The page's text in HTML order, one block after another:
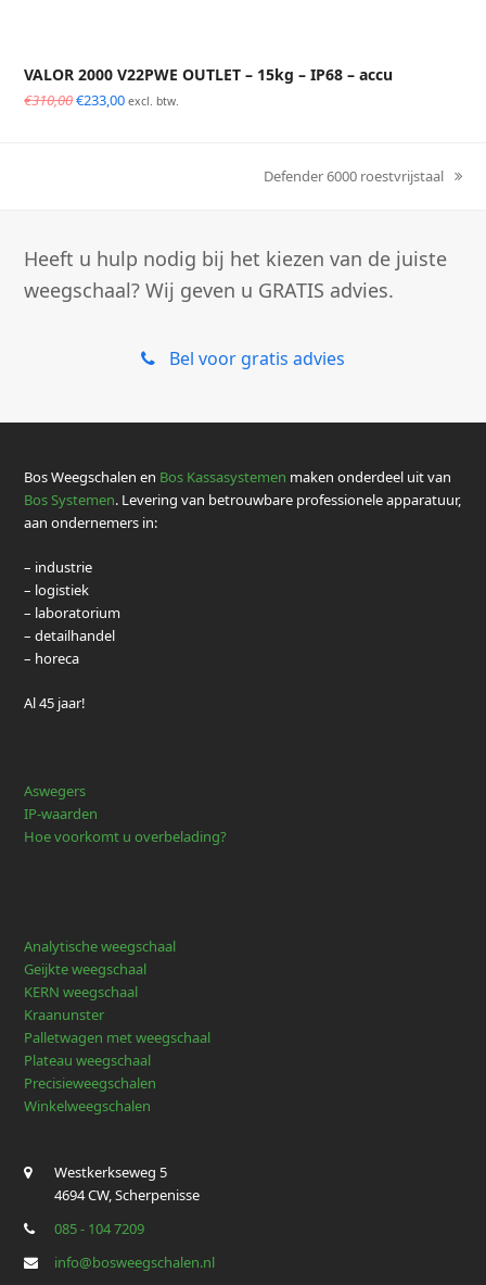
VALOR 2000 V22PWE OUTLET – 15kg – IP68 – accu
€310,00Oorspronkelijke
€233,00Huidige
excl. btw.
next
Defender 6000 roestvrijstaal
Heeft u hulp nodig bij het kiezen van de juiste
weegschaal? Wij geven u GRATIS advies.
Bel voor gratis advies
Bos Weegschalen en Bos Kassasystemen maken onderdeel uit van
Bos Systemen. Levering van betrouwbare professionele apparatuur,
aan ondernemers in:
– industrie
– logistiek
– laboratorium
– detailhandel
– horeca
Al 45 jaar!
Aswegers
IP-waarden
Hoe voorkomt u overbelading?
Analytische weegschaal
Geijkte weegschaal
KERN weegschaal
Kraanunster
Palletwagen met weegschaal
Plateau weegschaal
Precisieweegschalen
Winkelweegschalen
Westkerkseweg 5
4694 CW, Scherpenisse
085 - 104 7209
info@bosweegschalen.nl